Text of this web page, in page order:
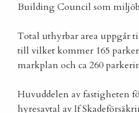
Building Council som
Total uthyrbar area uppgår
till vilket kommer 165
markplan och ca 260
Huvuddelen av fastigheten
hyresavtal av If